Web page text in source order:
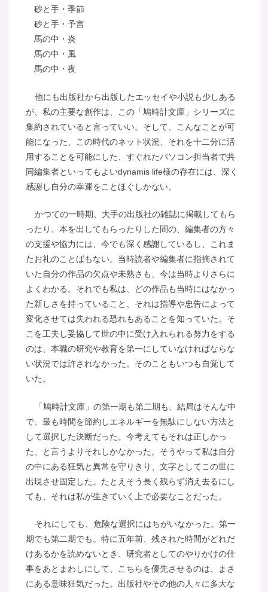
砂と手・季節
砂と手・予言
馬の中・炎
馬の中・風
馬の中・夜
他にも出版社から出版したエッセイや小説も少しある
が、私の主要な創作は、この「鳩時計文庫」シリーズに
集約されていると言っていい。そして、こんなことが可
能になった、この時代のネット状況、それを十二分に活
用することを可能にした、すぐれたパソコン担当者で共
同編集者といってもよいdynamis life様の存在には、深く
感謝し自分の幸運をことほぐしかない。
かつての一時期、大手の出版社の雑誌に掲載してもら
ったり、本を出してもらったりした間の、編集者の方々
の支援や協力には、今でも深く感謝しているし、これま
たお礼のことばもない。当時読者や編集者に指摘されて
いた自分の作品の欠点や未熟さも、今は当時よりさらに
よくわかる。それでも私は、どの作品も当時にはなかっ
た新しさを持っていること、それは指導や忠告によって
変化させては失われる恐れもあることを知っていた。そ
こを工夫し妥協して世の中に受け入れられる努力をする
のは、本職の研究や教育を第一にしていなければならな
い状況では許されなかった。そのこともいつも自覚して
いた。
「鳩時計文庫」の第一期も第二期も、結局はそんな中
で、最も時間を節約しエネルギーを無駄にしない方法と
して選択した決断だった。今考えてもそれは正しかっ
た、と言うよりそれしかなかった。そうやって私は自分
の中にある狂気と異常を守りきり、文字としてこの世に
出現させ固定した。たとえそう長く残らず消え去るにし
ても、それは私が生きていく上で必要なことだった。
それにしても、危険な選択にはちがいなかった。第一
期でも第二期でも。特に五年前、残された時間がどれだ
けあるかを読めないとき、研究者としてのやりかけの仕
事をあとまわしにして、こちらを優先させるのは、まさ
にある意味狂気だった。出版社やその他の人々に多大な